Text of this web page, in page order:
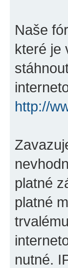
Naše
které je
http://
platné
platné
nutné.